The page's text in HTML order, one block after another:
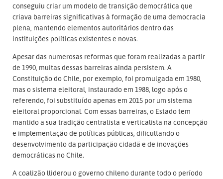
conseguiu criar um modelo de transição democrática que
criava barreiras significativas à formação de uma democracia
plena, mantendo elementos autoritários dentro das
instituições políticas existentes e novas.
Apesar das numerosas reformas que foram realizadas a partir
de 1990, muitas dessas barreiras ainda persistem. A
Constituição do Chile, por exemplo, foi promulgada em 1980,
mas o sistema eleitoral, instaurado em 1988, logo após o
referendo, foi substituído apenas em 2015 por um sistema
eleitoral proporcional. Com essas barreiras, o Estado tem
mantido a sua tradição centralista e verticalista na concepção
e implementação de políticas públicas, dificultando o
desenvolvimento da participação cidadã e de inovações
democráticas no Chile.
A coalizão lliderou o governo chileno durante todo o período